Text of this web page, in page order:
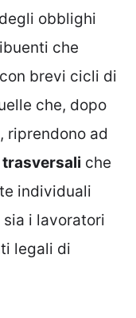
obblighi
che
brevi cicli di
che, dopo
riprendono ad
che
individuali
i lavoratori
legali di